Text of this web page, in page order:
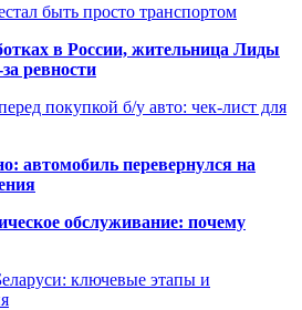
быть просто транспортом
в России, жительница Лиды
ревности
покупкой б/у авто: чек-лист для
автомобиль перевернулся на
обслуживание: почему
ключевые этапы и